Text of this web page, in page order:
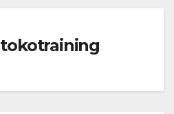
tokotraining